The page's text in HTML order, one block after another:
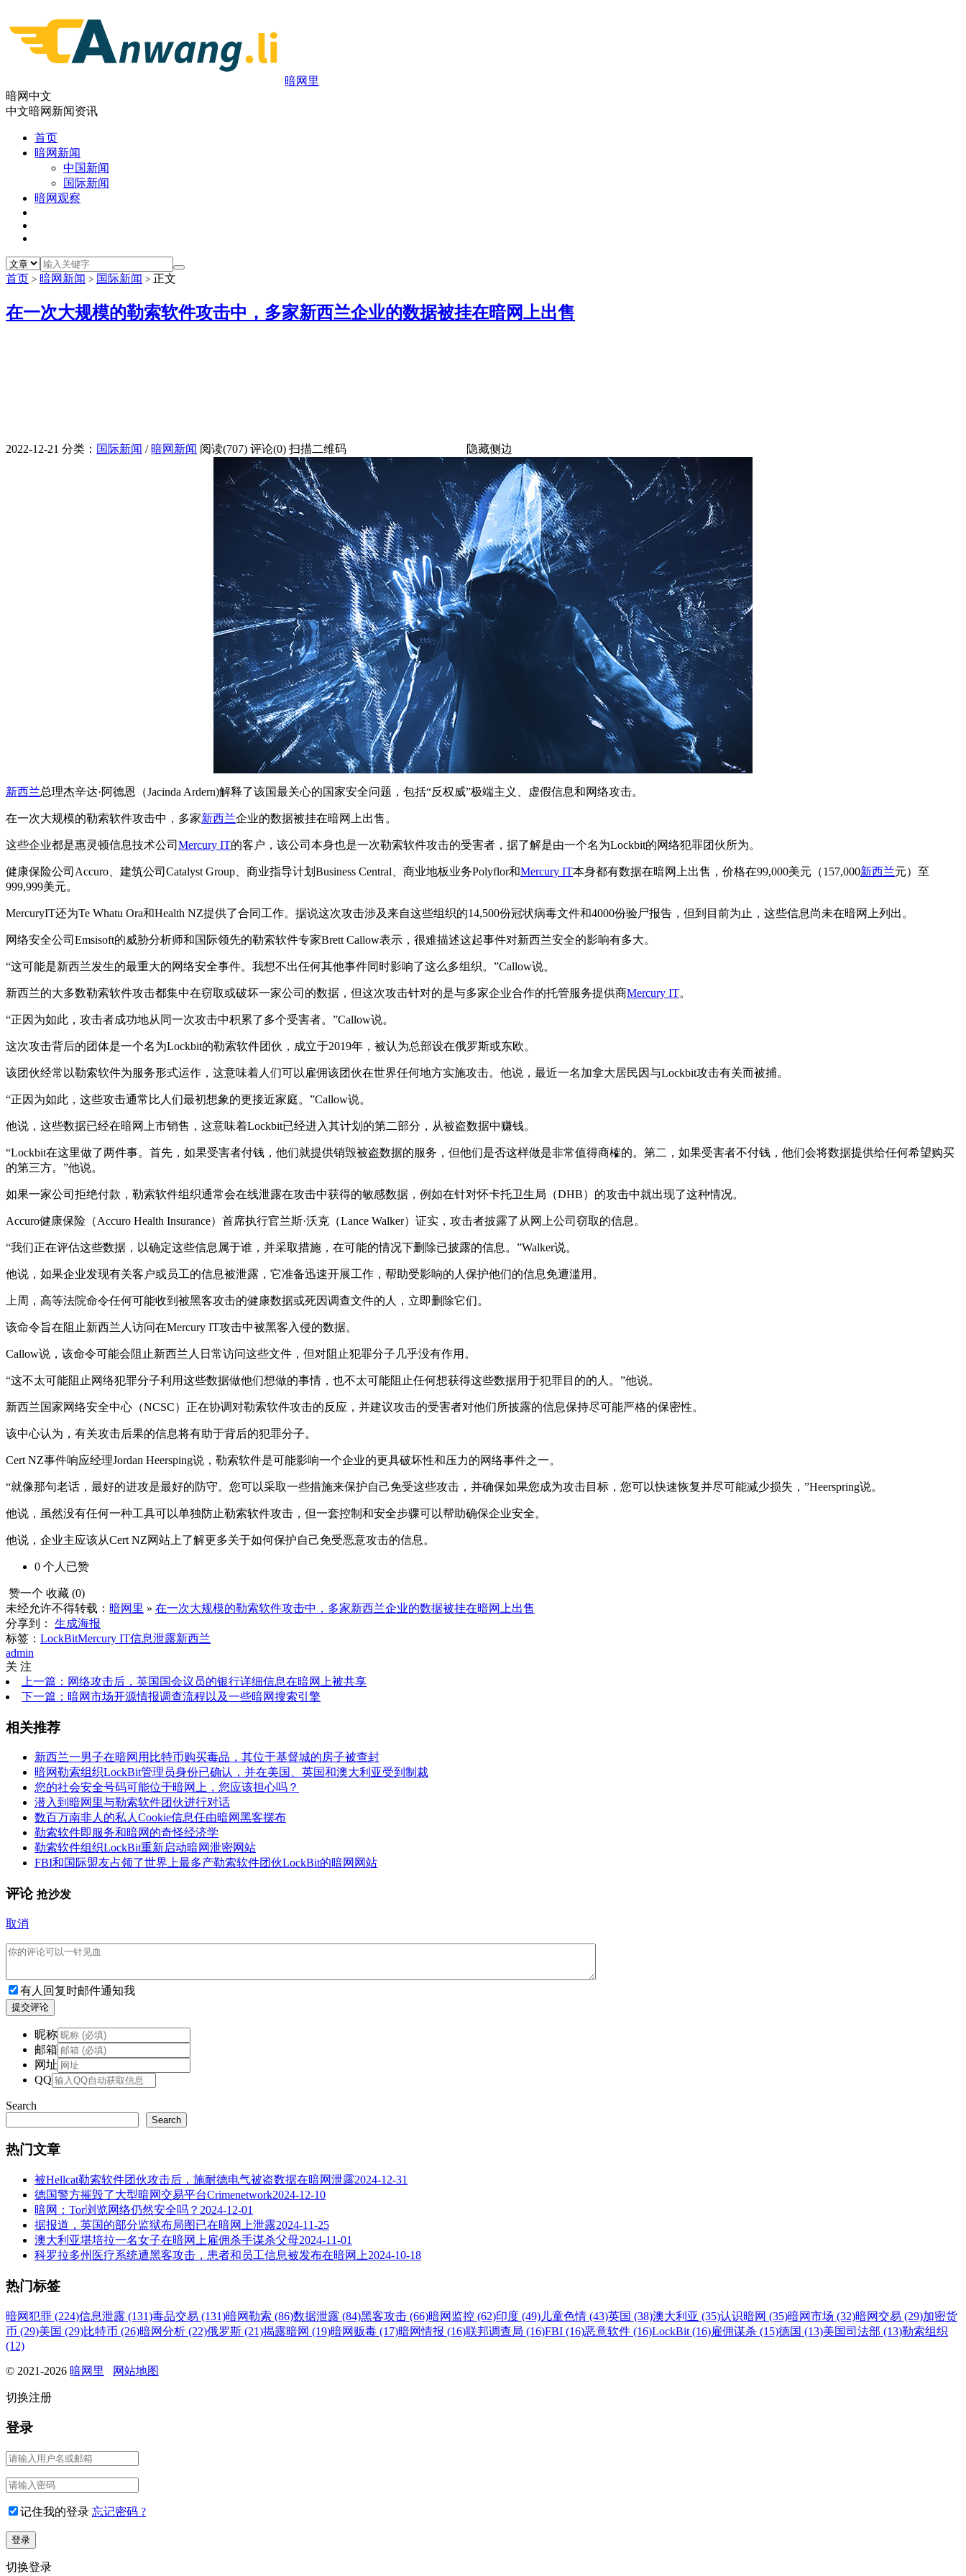
暗网里
暗网中文
中文暗网新闻资讯
首页
暗网新闻
中国新闻
国际新闻
暗网观察
首页 > 暗网新闻 > 国际新闻 > 正文
在一次大规模的勒索软件攻击中，多家新西兰企业的数据被挂在暗网上出售
2022-12-21 分类： 国际新闻 / 暗网新闻 阅读(707) 评论(0) 扫描二维码 隐藏侧边
新西兰总理杰辛达·阿德恩（Jacinda Ardern)解释了该国最关心的国家安全问题，包括“反权威”极端主义、虚假信息和网络攻击。
在一次大规模的勒索软件攻击中，多家新西兰企业的数据被挂在暗网上出售。
这些企业都是惠灵顿信息技术公司 Mercury IT的客户，该公司本身也是一次勒索软件攻击的受害者，据了解是由一个名为Lockbit的网络犯罪团伙所为。
健康保险公司Accuro、建筑公司Catalyst Group、商业指导计划Business Central、商业地板业务Polyflor和Mercury IT本身都有数据在暗网上出售，价格在99,000美元（157,000新西兰元）至
999,999美元。
MercuryIT还为Te Whatu Ora和Health NZ提供了合同工作。据说这次攻击涉及来自这些组织的14,500份冠状病毒文件和4000份验尸报告，但到目前为止，这些信息尚未在暗网上列出。
网络安全公司Emsisoft的威胁分析师和国际领先的勒索软件专家Brett Callow表示，很难描述这起事件对新西兰安全的影响有多大。
“这可能是新西兰发生的最重大的网络安全事件。我想不出任何其他事件同时影响了这么多组织。”Callow说。
新西兰的大多数勒索软件攻击都集中在窃取或破坏一家公司的数据，但这次攻击针对的是与多家企业合作的托管服务提供商Mercury IT。
“正因为如此，攻击者成功地从同一次攻击中积累了多个受害者。”Callow说。
这次攻击背后的团体是一个名为Lockbit的勒索软件团伙，成立于2019年，被认为总部设在俄罗斯或东欧。
该团伙经常以勒索软件为服务形式运作，这意味着人们可以雇佣该团伙在世界任何地方实施攻击。他说，最近一名加拿大居民因与Lockbit攻击有关而被捕。
“正因为如此，这些攻击通常比人们最初想象的更接近家庭。”Callow说。
他说，这些数据已经在暗网上市销售，这意味着Lockbit已经进入其计划的第二部分，从被盗数据中赚钱。
“Lockbit在这里做了两件事。首先，如果受害者付钱，他们就提供销毁被盗数据的服务，但他们是否这样做是非常值得商榷的。第二，如果受害者不付钱，他们会将数据提供给任何希望购买
的第三方。”他说。
如果一家公司拒绝付款，勒索软件组织通常会在线泄露在攻击中获得的敏感数据，例如在针对怀卡托卫生局（DHB）的攻击中就出现了这种情况。
Accuro健康保险（Accuro Health Insurance）首席执行官兰斯·沃克（Lance Walker）证实，攻击者披露了从网上公司窃取的信息。
“我们正在评估这些数据，以确定这些信息属于谁，并采取措施，在可能的情况下删除已披露的信息。”Walker说。
他说，如果企业发现有关客户或员工的信息被泄露，它准备迅速开展工作，帮助受影响的人保护他们的信息免遭滥用。
上周，高等法院命令任何可能收到被黑客攻击的健康数据或死因调查文件的人，立即删除它们。
该命令旨在阻止新西兰人访问在Mercury IT攻击中被黑客入侵的数据。
Callow说，该命令可能会阻止新西兰人日常访问这些文件，但对阻止犯罪分子几乎没有作用。
“这不太可能阻止网络犯罪分子利用这些数据做他们想做的事情，也不太可能阻止任何想获得这些数据用于犯罪目的的人。”他说。
新西兰国家网络安全中心（NCSC）正在协调对勒索软件攻击的反应，并建议攻击的受害者对他们所披露的信息保持尽可能严格的保密性。
该中心认为，有关攻击后果的信息将有助于背后的犯罪分子。
Cert NZ事件响应经理Jordan Heersping说，勒索软件是可能影响一个企业的更具破坏性和压力的网络事件之一。
“就像那句老话，最好的进攻是最好的防守。您可以采取一些措施来保护自己免受这些攻击，并确保如果您成为攻击目标，您可以快速恢复并尽可能减少损失，”Heerspring说。
他说，虽然没有任何一种工具可以单独防止勒索软件攻击，但一套控制和安全步骤可以帮助确保企业安全。
他说，企业主应该从Cert NZ网站上了解更多关于如何保护自己免受恶意攻击的信息。
0 个人 已赞
赞一个 收藏 (0)
未经允许不得转载： 暗网里 » 在一次大规模的勒索软件攻击中，多家新西兰企业的数据被挂在暗网上出售
分享到：
生成海报
标签： LockBitMercury IT信息泄露新西兰
admin
关 注
上一篇：网络攻击后，英国国会议员的银行详细信息在暗网上被共享
下一篇：暗网市场开源情报调查流程以及一些暗网搜索引擎
相关推荐
新西兰一男子在暗网用比特币购买毒品，其位于基督城的房子被查封
暗网勒索组织LockBit管理员身份已确认，并在美国、英国和澳大利亚受到制裁
您的社会安全号码可能位于暗网上，您应该担心吗？
潜入到暗网里与勒索软件团伙进行对话
数百万南非人的私人Cookie信息任由暗网黑客摆布
勒索软件即服务和暗网的奇怪经济学
勒索软件组织LockBit重新启动暗网泄密网站
FBI和国际盟友占领了世界上最多产勒索软件团伙LockBit的暗网网站
评论 抢沙发
取消
有人回复时邮件通知我
提交评论
昵称
邮箱
网址
QQ
Search
Search
热门文章
被Hellcat勒索软件团伙攻击后，施耐德电气被盗数据在暗网泄露2024-12-31
德国警方摧毁了大型暗网交易平台Crimenetwork2024-12-10
暗网：Tor浏览网络仍然安全吗？ 2024-12-01
据报道，英国的部分监狱布局图已在暗网上泄露2024-11-25
澳大利亚堪培拉一名女子在暗网上雇佣杀手谋杀父母2024-11-01
科罗拉多州医疗系统遭黑客攻击，患者和员工信息被发布在暗网上2024-10-18
热门标签
暗网犯罪 (224)信息泄露 (131)毒品交易 (131)暗网勒索 (86)数据泄露 (84)黑客攻击 (66)暗网监控 (62)印度 (49) 儿童色情 (43)英国 (38)澳大利亚 (35)认识暗网 (35)暗网市场 (32)暗网交易 (29)加密货
币 (29)美国 (29)比特币 (26)暗网分析 (22)俄罗斯 (21)揭露暗网 (19)暗网贩毒 (17)暗网情报 (16)联邦调查局 (16)FBI (16)恶意软件 (16)LockBit (16)雇佣谋杀 (15)德国 (13)美国司法部 (13)勒索组织
(12)
© 2021-2026 暗网里 网站地图
切换注册
登录
记住我的登录 忘记密码 ?
切换登录